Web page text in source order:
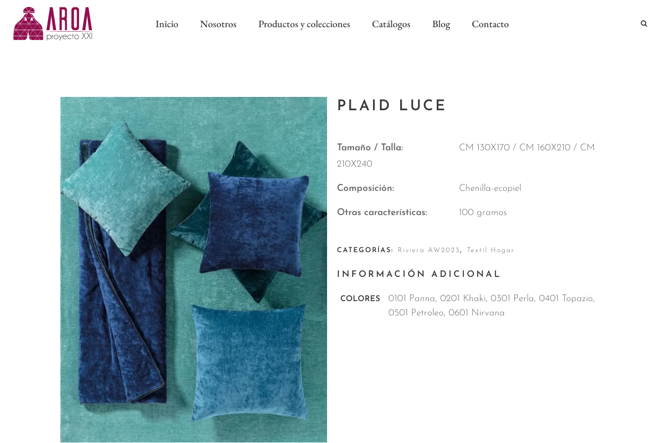
Inicio Nosotros Productos y colecciones
CINTAS DE ONDA PERFECTA
CINTAS CON OLLAOS
CINTAS DE ESTOR
FORROS Y ENTRETELAS
OTROS COMPLEMENTOS DE
ABRAZADERAS Y BORLAS NEW
CLASSIC
PASAMANERÍA TRADICIONAL
AROA STYLE
REEVÈR SS2024
Catálogos Blog Contacto
PLAID LUCE
Tamaño / Talla
CM 130X170 / CM 160X210 / CM
210X240
Composición Chenilla-ecopiel
Otras características 100 gramos
CATEGORÍAS: Riviera AW2023, Textil Hogar
INFORMACIÓN ADICIONAL
COLORES
0101 Panna, 0201 Khaki, 0301 Perla, 0401 Topazio,
0501 Petroleo, 0601 Nirvana